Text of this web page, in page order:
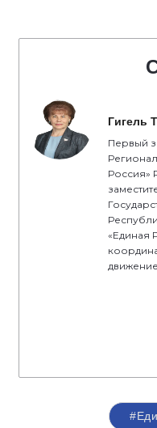
Гигель
Первый
Россия»
«Единая